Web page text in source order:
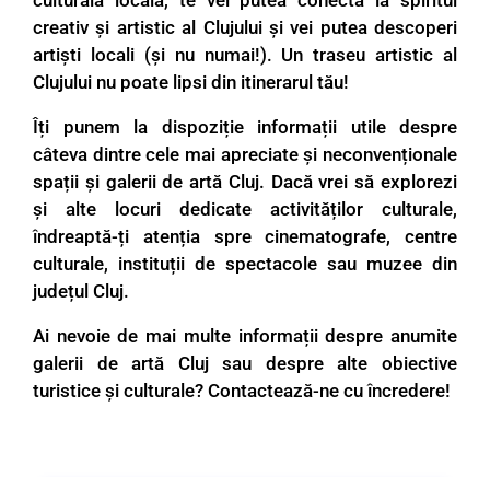
creativ și artistic al Clujului și vei putea descoperi
artiști locali (și nu numai!). Un traseu artistic al
Clujului nu poate lipsi din itinerarul tău!
Îți punem la dispoziție informații utile despre
câteva dintre cele mai apreciate și neconvenționale
spații și galerii de artă Cluj. Dacă vrei să explorezi
și alte locuri dedicate activităților culturale,
îndreaptă-ți atenția sprecinematografe, centre
culturale, instituții de spectacole sau muzee din
județul Cluj.
Ai nevoie de mai multe informații despre anumite
galerii de artă Cluj sau despre alte obiective
turistice și culturale? Contactează-ne cu încredere!